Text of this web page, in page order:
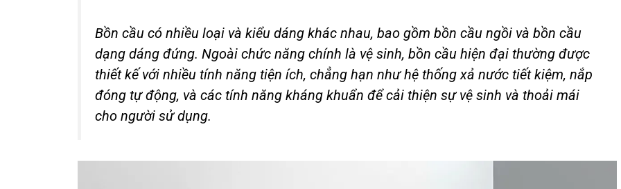
Bồn cầu có nhiều loại và kiểu dáng khác nhau, bao gồm bồn cầu ngồi và bồn cầu
dạng dáng đứng. Ngoài chức năng chính là vệ sinh, bồn cầu hiện đại thường được
thiết kế với nhiều tính năng tiện ích, chẳng hạn như hệ thống xả nước tiết kiệm, nắp
đóng tự động, và các tính năng kháng khuẩn để cải thiện sự vệ sinh và thoải mái
cho người sử dụng.